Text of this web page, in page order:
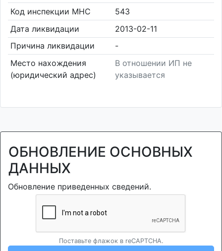
Код инспекции МНС
543
Дата ликвидации
2013-02-11
Причина ликвидации
-
Место нахождения
(юридический адрес)
В отношении ИП не
указывается
ОБНОВЛЕНИЕ ОСНОВНЫХ
ДАННЫХ
Обновление приведенных сведений.
Поставьте флажок в reCAPTCHA.